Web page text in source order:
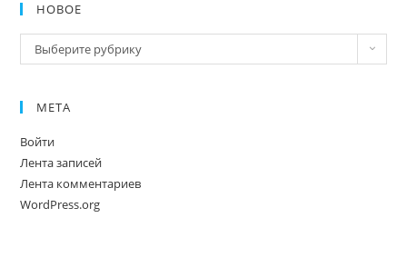
НОВОЕ
Новое
Выберите рубрику
МЕТА
Войти
Лента записей
Лента комментариев
WordPress.org